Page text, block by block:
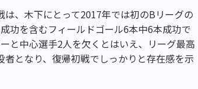
、木下にとって2017年では初のBリーグの
功を含むフィールドゴール6本中6本成功で
と中心選手2人を欠くとはいえ、リーグ最高
となり、復帰初戦でしっかりと存在感を示